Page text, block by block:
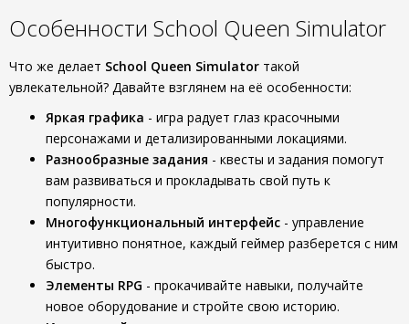
Особенности School Queen Simulator
Что же делает School Queen Simulator такой
увлекательной? Давайте взглянем на её особенности:
Яркая графика - игра радует глаз красочными
персонажами и детализированными локациями.
Разнообразные задания - квесты и задания помогут
вам развиваться и прокладывать свой путь к
популярности.
Многофункциональный интерфейс - управление
интуитивно понятное, каждый геймер разберется с ним
быстро.
Элементы RPG - прокачивайте навыки, получайте
новое оборудование и стройте свою историю.